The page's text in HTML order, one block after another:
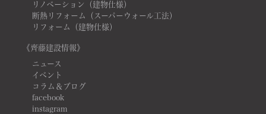
リノベーション（建物仕様）
断熱リフォーム（スーパーウォール工法）
リフォーム（建物仕様）
《齊藤建設情報》
ニュース
イベント
コラム＆ブログ
facebook
instagram